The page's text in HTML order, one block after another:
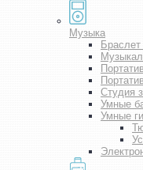
Музыка
Студия
Умные
Умные